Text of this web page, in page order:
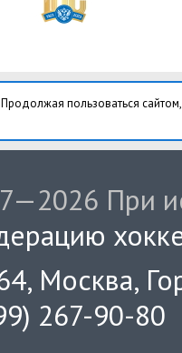
пользоваться
При
Москва,
267-90-80